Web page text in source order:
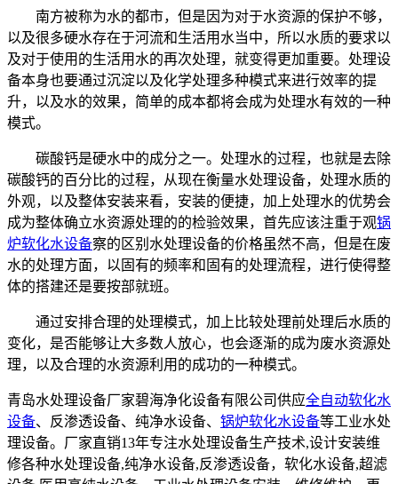
南方被称为水的都市，但是因为对于水资源的保护不够，
以及很多硬水存在于河流和生活用水当中，所以水质的要求以
及对于使用的生活用水的再次处理，就变得更加重要。处理设
备本身也要通过沉淀以及化学处理多种模式来进行效率的提
升，以及水的效果，简单的成本都将会成为处理水有效的一种
模式。
碳酸钙是硬水中的成分之一。处理水的过程，也就是去除
碳酸钙的百分比的过程，从现在衡量水处理设备，处理水质的
外观，以及整体安装来看，安装的便捷，加上处理水的优势会
成为整体确立水资源处理的的检验效果，首先应该注重于观锅
炉软化水设备察的区别水处理设备的价格虽然不高，但是在废
水的处理方面，以固有的频率和固有的处理流程，进行使得整
体的搭建还是要按部就班。
通过安排合理的处理模式，加上比较处理前处理后水质的
变化，是否能够让大多数人放心，也会逐渐的成为废水资源处
理，以及合理的水资源利用的成功的一种模式。
青岛水处理设备厂家碧海净化设备有限公司供应全自动软化水
设备、反渗透设备、纯净水设备、 锅炉软化水设备等工业水处
理设备。厂家直销13年专注水处理设备生产技术,设计安装维
修各种水处理设备,纯净水设备,反渗透设备，软化水设备,超滤